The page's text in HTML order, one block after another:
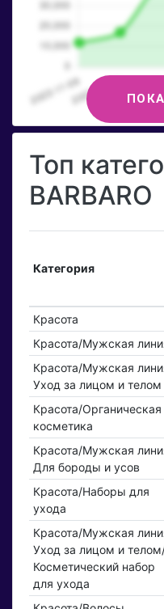
Топ
BARBARO
Категория
Красота
Красота/Мужская
Красота/Мужская
Уход за лицом и телом
Красота/Органическая
косметика
Красота/Мужская
Для бороды и усов
Красота/Наборы для
ухода
Красота/Мужская
Уход за лицом и
Косметический набор
для ухода